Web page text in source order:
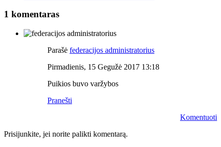
1 komentaras
Parašė federacijos administratorius
Pirmadienis, 15 Gegužė 2017 13:18
Puikios buvo varžybos
Pranešti
Komentuoti
Prisijunkite, jei norite palikti komentarą.